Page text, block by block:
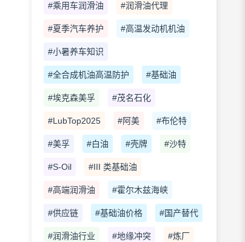
#乘用车润滑油 #润滑油代理
#夏季汽车养护 #高温发动机机油
#小暑养车知识
#全合成机油高温防护 #基础油
#埃克森美孚 #茂名石化
#LubTop2025 #阿美 #布伦特
#美孚 #白油 #壳牌 #沙特
#S-Oil #III 类基础油
#高端润滑油 #霍尔木兹海峡
#供应链 #基础油价格 #国产替代
#润滑油行业 #地缘冲突 #炼厂